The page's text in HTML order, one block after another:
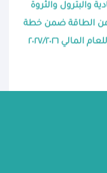
والبترول والثروة
أمن الطاقة ضمن خطة
٢٠٢٧/٢٠٢٦